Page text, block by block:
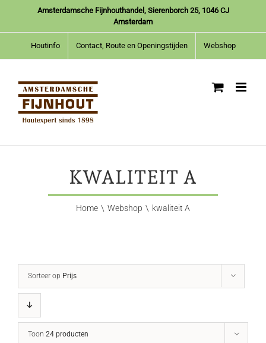
inhoud
Amsterdamsche Fijnhouthandel, Sierenborch 25, 1046 CJ
Amsterdam
Houtinfo Contact, Route en Openingstijden Webshop
KWALITEIT A
Home Webshop kwaliteit A
Sorteer op Prijs
Toon 24 producten